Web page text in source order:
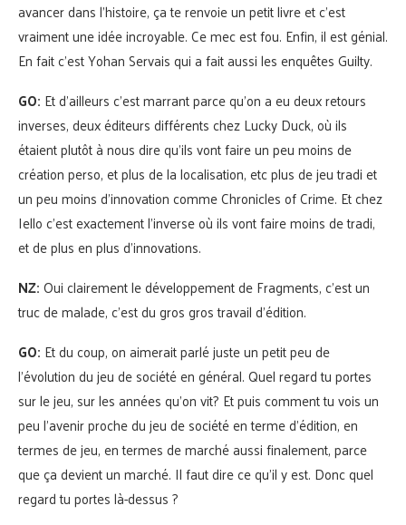
avancer dans l’histoire, ça te renvoie un petit livre et c’est
vraiment une idée incroyable. Ce mec est fou. Enfin, il est génial.
En fait c’est Yohan Servais qui a fait aussi les enquêtes Guilty.
GO: Et d’ailleurs c’est marrant parce qu’on a eu deux retours
inverses, deux éditeurs différents chez Lucky Duck, où ils
étaient plutôt à nous dire qu’ils vont faire un peu moins de
création perso, et plus de la localisation, etc plus de jeu tradi et
un peu moins d’innovation comme Chronicles of Crime. Et chez
Iello c’est exactement l’inverse où ils vont faire moins de tradi,
et de plus en plus d’innovations.
NZ:Oui clairement le développement de Fragments, c’est un
truc de malade, c’est du gros gros travail d’édition.
GO: Et du coup, on aimerait parlé juste un petit peu de
l’évolution du jeu de société en général. Quel regard tu portes
sur le jeu, sur les années qu’on vit? Et puis comment tu vois un
peu l’avenir proche du jeu de société en terme d’édition, en
termes de jeu, en termes de marché aussi finalement, parce
que ça devient un marché. Il faut dire ce qu’il y est. Donc quel
regard tu portes là-dessus ?